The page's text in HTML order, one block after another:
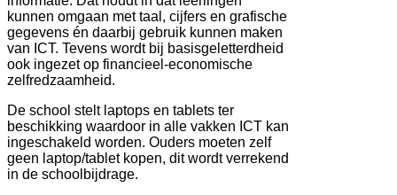
kunnen omgaan met taal, cijfers en grafische
gegevens én daarbij gebruik kunnen maken
van ICT. Tevens wordt bij basisgeletterdheid
ook ingezet op financieel-economische
zelfredzaamheid.
De school stelt laptops en tablets ter
beschikking waardoor in alle vakken ICT kan
ingeschakeld worden. Ouders moeten zelf
geen laptop/tablet kopen, dit wordt verrekend
in de schoolbijdrage.